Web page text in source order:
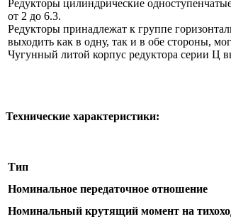
Редукторы цилиндрические
от 2 до 6.3.
Редукторы принадлежат к группе
выходить как в одну, так и в обе стороны,
Чугунный литой корпус редуктора серии Ц
Технические характеристики:
Тип
Номинальное передаточное отношение
Номинальный крутящий момент на